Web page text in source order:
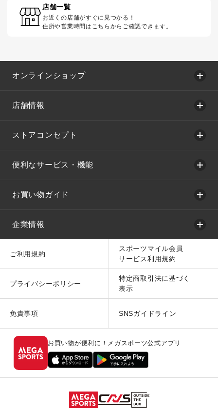
店舗一覧
お近くの店舗がすぐに見つかる！
住所や営業時間はこちらからご確認できます。
オンラインショップ
店舗情報
ストアコンセプト
便利なサービス・機能
お買い物ガイド
企業情報
ご利用規約
スポーツマイル会員
サービス利用規約
プライバシーポリシー
特定商取引法に基づく
表示
免責事項 SNSガイドライン
お買い物が便利に！メガスポーツ公式アプリ